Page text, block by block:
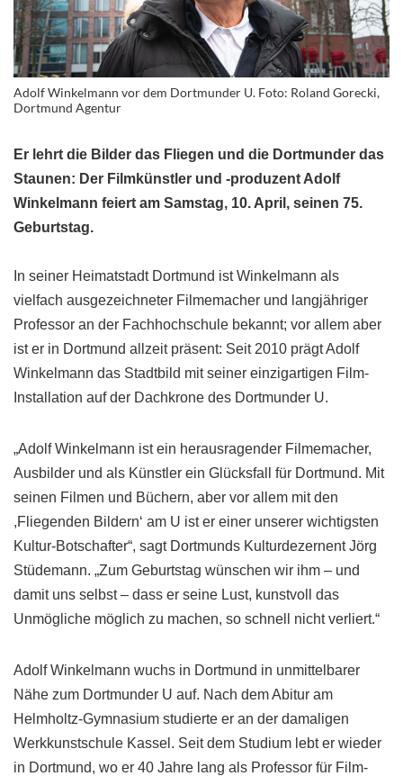
Adolf Winkelmann vor dem Dortmunder U. Foto: Roland Gorecki,
Dortmund Agentur
Er lehrt die Bilder das Fliegen und die Dortmunder das
Staunen: Der Filmkünstler und -produzent Adolf
Winkelmann feiert am Samstag, 10. April, seinen 75.
Geburtstag.
In seiner Heimatstadt Dortmund ist Winkelmann als
vielfach ausgezeichneter Filmemacher und langjähriger
Professor an der Fachhochschule bekannt; vor allem aber
ist er in Dortmund allzeit präsent: Seit 2010 prägt Adolf
Winkelmann das Stadtbild mit seiner einzigartigen Film-
Installation auf der Dachkrone des Dortmunder U.
„Adolf Winkelmann ist ein herausragender Filmemacher,
Ausbilder und als Künstler ein Glücksfall für Dortmund. Mit
seinen Filmen und Büchern, aber vor allem mit den
,Fliegenden Bildern‘ am U ist er einer unserer wichtigsten
Kultur-Botschafter“, sagt Dortmunds Kulturdezernent Jörg
Stüdemann. „Zum Geburtstag wünschen wir ihm – und
damit uns selbst – dass er seine Lust, kunstvoll das
Unmögliche möglich zu machen, so schnell nicht verliert.“
Adolf Winkelmann wuchs in Dortmund in unmittelbarer
Nähe zum Dortmunder U auf. Nach dem Abitur am
Helmholtz-Gymnasium studierte er an der damaligen
Werkkunstschule Kassel. Seit dem Studium lebt er wieder
in Dortmund, wo er 40 Jahre lang als Professor für Film-